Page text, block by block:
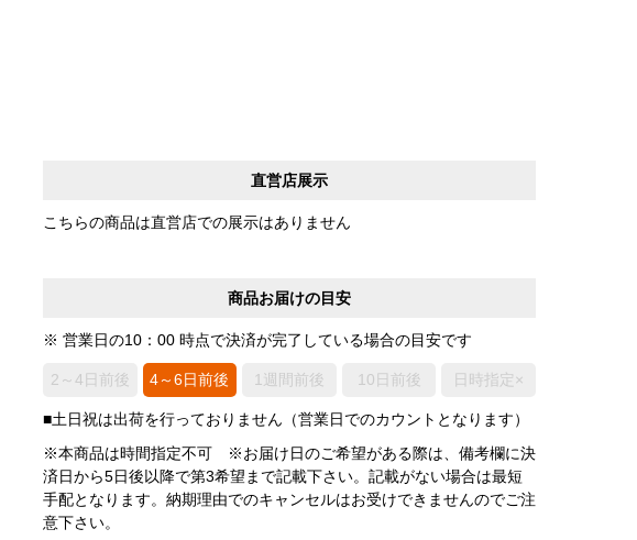
直営店展示
こちらの商品は直営店での展示はありません
商品お届けの目安
※ 営業日の10：00 時点で決済が完了している場合の目安です
2～4日前後 4～6日前後 1週間前後 10日前後 日時指定×
■土日祝は出荷を行っておりません（営業日でのカウントとなります）
※本商品は時間指定不可 ※お届け日のご希望がある際は、備考欄に決
済日から5日後以降で第3希望まで記載下さい。記載がない場合は最短
手配となります。納期理由でのキャンセルはお受けできませんのでご注
意下さい。